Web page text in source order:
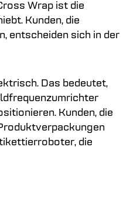
Wrap ist die
Kunden, die
entscheiden sich in der
Das bedeutet,
Kunden, die
die